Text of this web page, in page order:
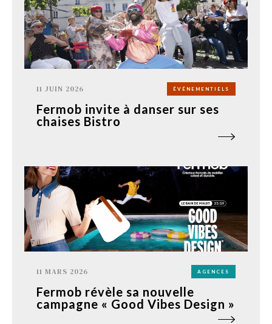
11 JUIN 2026 ÉVÉNEMENTIELS
Fermob invite à danser sur ses
chaises Bistro
11 MARS 2026 AGENCES
Fermob révèle sa nouvelle
campagne « Good Vibes Design »